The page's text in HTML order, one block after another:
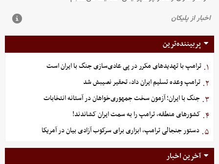
پربیننده‌ترین
۱. ترامپ با تهدیدهای مکرر در پی عادی‌سازی جنگ با ایران است
۲. ترامپ وعده تسلیم ایران داد، تحقیر نصیبش شد
۳. جنگ با ایران؛ آزمون سخت جمهوری‌خواهان در آستانه انتخابات
۴. کشورهای منطقه، ترامپ را به سمت ایران کشاندند!
۵. دستور جنجالی ترامپ، ابزاری برای سرکوب آزادی بیان در آمریکا
آخرین اخبار